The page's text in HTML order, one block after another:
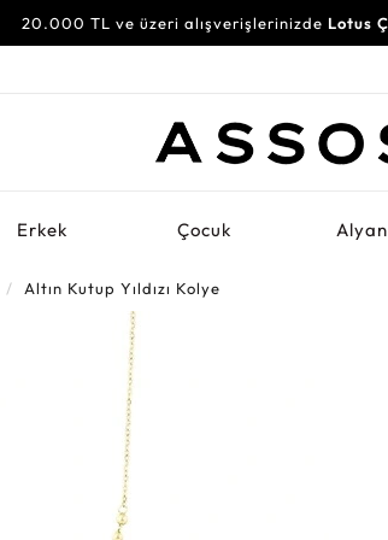
20.000 TL ve üzeri alışverişlerinizde Lotus
30.000 TL ve üzeri alışverişlerinizdeSu
Erkek Çocuk
Altın Kutup Yıldızı Kolye